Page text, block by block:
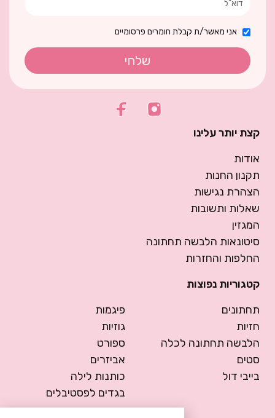
אני מאשר/ת קבלת חומרים פרסומיים
שלחי
קצת יותר עלינו
אודות
תקנון החנות
הצהרת נגישות
שאלות ותשובות
המגזין
סיטונאות הלבשה תחתונה
החלפות והחזרות
קטגוריות נפוצות
תחתונים
חזיות
הלבשה תחתונה לכלה
סטים
בייבי דול
פיגמות
גוזיות
ספורט
אביזרים
כותנות לילה
בגדים לפסטיבלים